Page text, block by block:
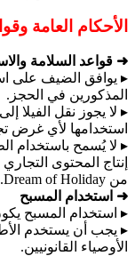
الأحكام العامة
➜ قواعد السلامة
▸ يوافق الضيف على
المذكورين في الحجز.
▸ لا يجوز نقل الفيلا
استخدامها لأي غرض
▸ لا يُسمح باستخدام
إنتاج المحتوى
من Dream of Holiday.
➜ استخدام المسبح
▸ استخدام المسبح
▸ يجب أن يستخدم
الأوصياء القانونيين.